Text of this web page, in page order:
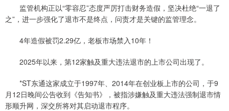
监管机构正以“零容忍”态度严厉打击财务造假，坚决杜绝“一退了
之”，进一步强化了退市不是终点，问责才是关键的监管理念。
4年造假被罚2.29亿，老板市场禁入10年！
2025年以来，第12家触及重大违法退市的上市公司出现了。
*ST东通这家成立于1997年、2014年在创业板上市的公司，于9
月12日晚间公告收到《告知书》，被指涉嫌触及重大违法强制退市情
形顺升网，深交所将对其启动退市程序。